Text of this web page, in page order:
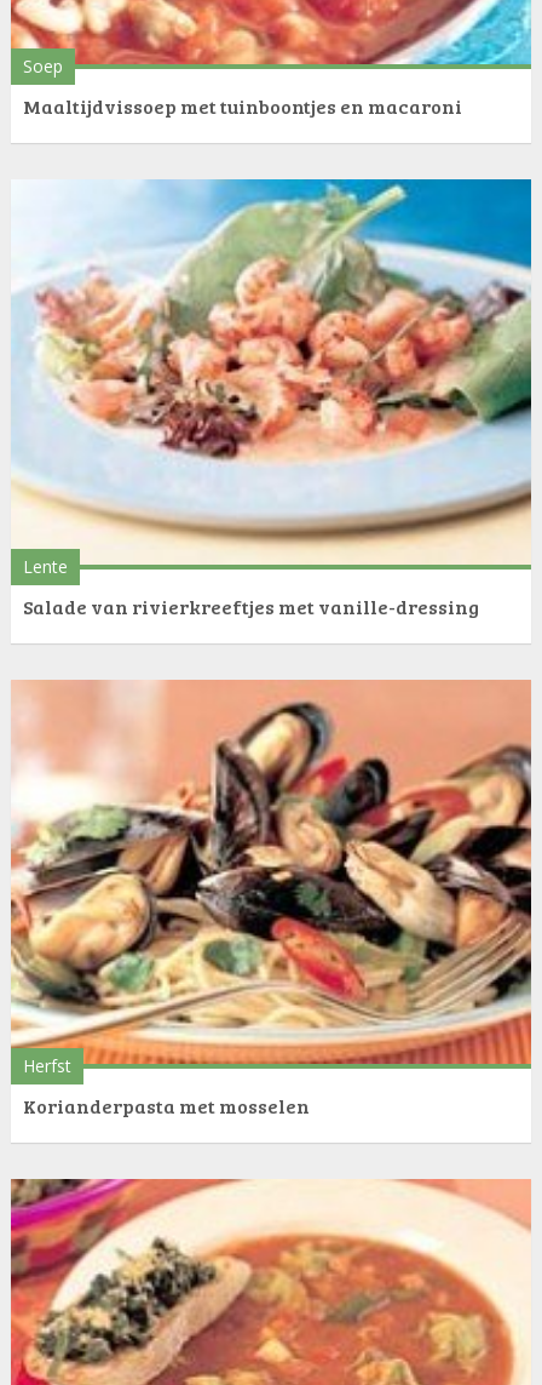
Soep
Maaltijdvissoep met tuinboontjes en macaroni
Lente
Salade van rivierkreeftjes met vanille-dressing
Herfst
Korianderpasta met mosselen